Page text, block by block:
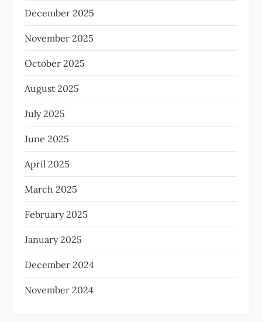
December 2025
November 2025
October 2025
August 2025
July 2025
June 2025
April 2025
March 2025
February 2025
January 2025
December 2024
November 2024